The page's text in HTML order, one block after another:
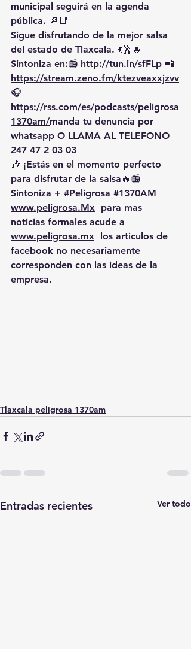
municipal seguirá en la agenda
pública. 🔎📑
Sigue disfrutando de la mejor salsa
del estado de Tlaxcala. 💃🕺🔥
Sintoniza en:📻 http://tun.in/sfFLp 📲
https://stream.zeno.fm/ktezveaxxjzvv
🎧
https://rss.com/es/podcasts/peligrosa
1370am/manda tu denuncia por
whatsapp O LLAMA AL TELEFONO
247 47 2 03 03
🎶 ¡Estás en el momento perfecto
para disfrutar de la salsa🔥📻
Sintoniza + #Peligrosa #1370AM
www.peligrosa.Mx para mas
noticias formales acude a
www.peligrosa.mx los articulos de
facebook no necesariamente
corresponden con las ideas de la
empresa.
Tlaxcala peligrosa 1370am
Entradas recientes Ver todo